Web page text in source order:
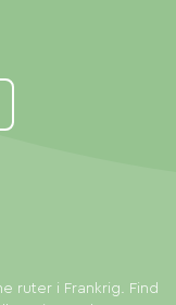
ruter i Frankrig. Find